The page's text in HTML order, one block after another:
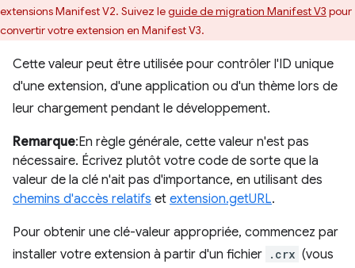
extensions Manifest V2. Suivez leguide de migration Manifest V3 pour
convertir votre extension en Manifest V3.
Cette valeur peut être utilisée pour contrôler l'ID unique
d'une extension, d'une application ou d'un thème lors de
leur chargement pendant le développement.
Remarque:En règle générale, cette valeur n'est pas
nécessaire. Écrivez plutôt votre code de sorte que la
valeur de la clé n'ait pas d'importance, en utilisant des
chemins d'accès relatifs et extension.getURL.
Pour obtenir une clé-valeur appropriée, commencez par
installer votre extension à partir d'un fichier .crx (vous